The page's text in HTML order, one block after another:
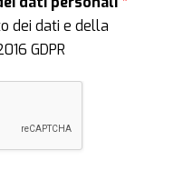
dei dati e della
GDPR